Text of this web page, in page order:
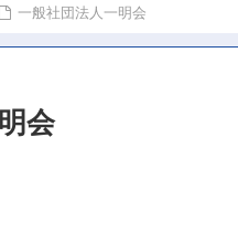
一般社団法人一明会
会